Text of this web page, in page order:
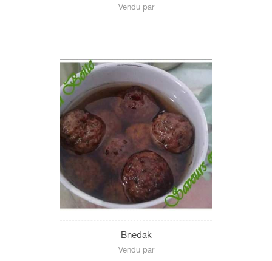
Vendu par
Bnedak
Vendu par